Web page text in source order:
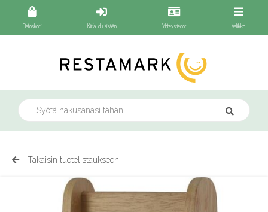
Takaisin tuotelistaukseen
Ostoskori Kirjaudu sisään Yhteystiedot Valikko